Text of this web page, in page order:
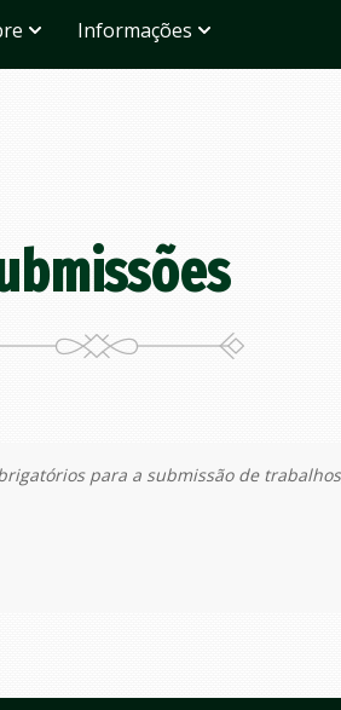
Informações
para a submissão de